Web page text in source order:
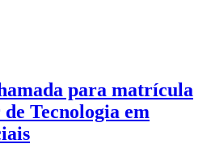
para matrícula
Tecnologia em